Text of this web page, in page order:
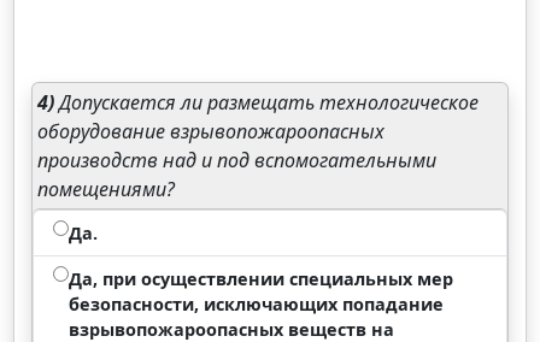
4)Допускается ли размещать технологическое
оборудование взрывопожароопасных
производств над и под вспомогательными
помещениями?
Да.
Да, при осуществлении специальных мер
безопасности, исключающих попадание
взрывопожароопасных веществ на